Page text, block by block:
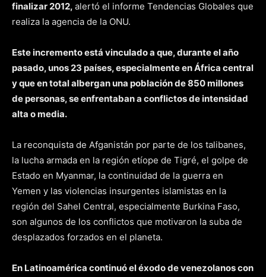
finalizar 2012, alertó el informe Tendencias Globales que
realiza la agencia de la ONU.
Este incremento está vinculado a que, durante el año
pasado, unos 23 países, especialmente en África central
y que en total albergan una población de 850 millones
de personas, se enfrentaban a conflictos de intensidad
alta o media.
La reconquista de Afganistán por parte de los talibanes,
la lucha armada en la región etíope de Tigré, el golpe de
Estado en Myanmar, la continuidad de la guerra en
Yemen y las violencias insurgentes islamistas en la
región del Sahel Central, especialmente Burkina Faso,
son algunos de los conflictos que motivaron la suba de
desplazados forzados en el planeta.
En Latinoamérica continuó el éxodo de venezolanos con